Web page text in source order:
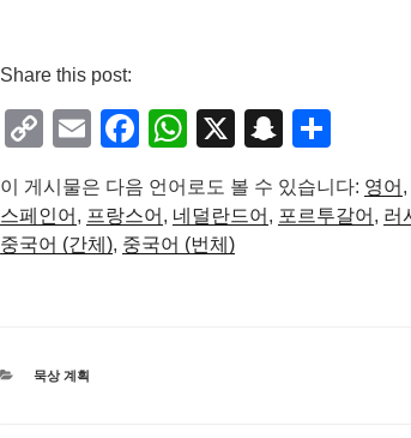
Share this post:
C
p
y
k
E
ail
F
c
e
W
at
s
X
S
a
ar
이 게시물은 다음 언어로도 볼 수 있습니다: 영어
스페인어
프랑스어 네덜란드어 포르투갈어
러
중국어 (간체) 중국어 (번체)
카
묵상 계획